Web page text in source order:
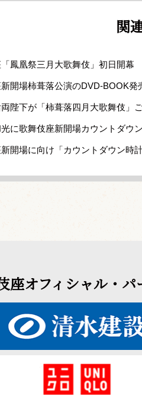
関
鳳凰祭三月大歌舞伎」初日開幕
開場柿葺落公演のDVD-BOOK発
陛下が「柿葺落四月大歌舞伎」
に歌舞伎座新開場カウントダウ
開場に向け「カウントダウン時
座オフィシャル・パ